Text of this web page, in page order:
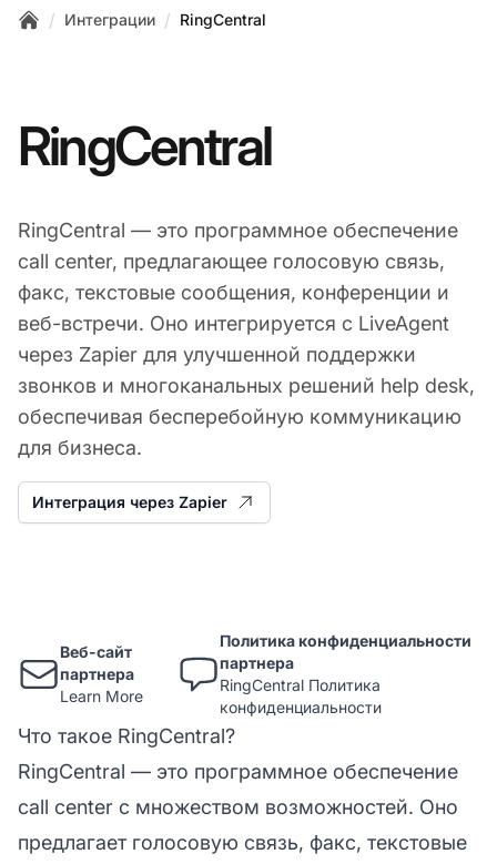
/ Интеграции / RingCentral
RingCentral
RingCentral — это программное обеспечение
call center, предлагающее голосовую связь,
факс, текстовые сообщения, конференции и
веб-встречи. Оно интегрируется с LiveAgent
через Zapier для улучшенной поддержки
звонков и многоканальных решений help desk,
обеспечивая бесперебойную коммуникацию
для бизнеса.
Интеграция через Zapier
Веб-сайт
партнера
Learn More
Политика конфиденциальности
партнера
RingCentral Политика
конфиденциальности
Что такое RingCentral?
RingCentral — это программное обеспечение
call center с множеством возможностей. Оно
предлагает голосовую связь, факс, текстовые